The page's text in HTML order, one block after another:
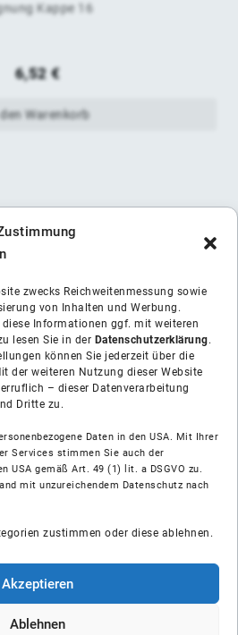
zwecks Reichweitenmessung sowie
von Inhalten und Werbung.
Informationen ggf. mit weiteren
lesen Sie in der Datenschutzerklärung.
können Sie jederzeit über die
der weiteren Nutzung dieser Website
– dieser Datenverarbeitung
Dritte zu.
Daten in den USA. Mit Ihrer
Services stimmen Sie auch der
USA gemäß Art. 49 (1) lit. a DSGVO zu.
mit unzureichendem Datenschutz nach
zustimmen oder diese ablehnen.
Akzeptieren
Ablehnen
Kappe 16
6,52€
Warenkorb